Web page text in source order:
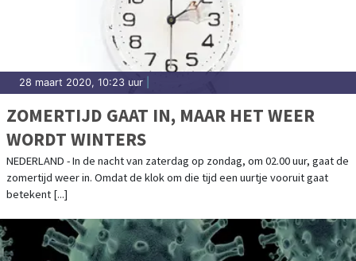
28 maart 2020, 10:23 uur
ZOMERTIJD GAAT IN, MAAR HET WEER
WORDT WINTERS
NEDERLAND - In de nacht van zaterdag op zondag, om 02.00 uur, gaat de
zomertijd weer in. Omdat de klok om die tijd een uurtje vooruit gaat
betekent [...]